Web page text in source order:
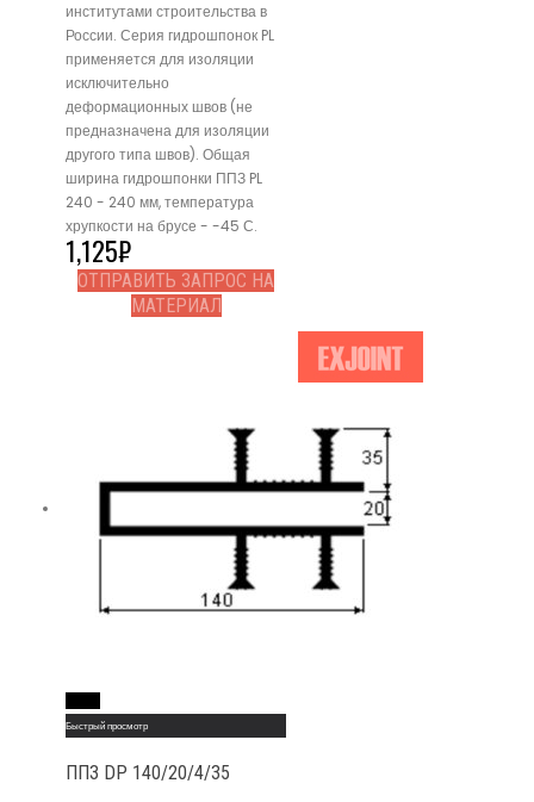
институтами строительства в
России. Серия гидрошпонок PL
применяется для изоляции
исключительно
деформационных швов (не
предназначена для изоляции
другого типа швов). Общая
ширина гидрошпонки ППЗ PL
240 - 240 мм, температура
хрупкости на брусе - -45 С.
1,125₽
ОТПРАВИТЬ ЗАПРОС НА
МАТЕРИАЛ
Быстрый просмотр
ППЗ DР 140/20/4/35